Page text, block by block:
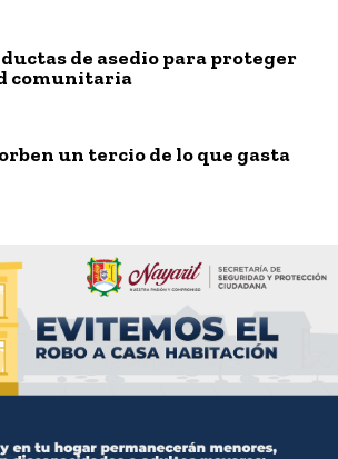
de asedio para proteger
comunitaria
un tercio de lo que gasta